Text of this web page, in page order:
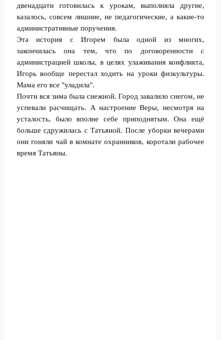
двенадцати готовилась к урокам, выполняла другие,
казалось, совсем лишние, не педагогические, а какие-то
административные поручения.
Эта история с Игорем была одной из многих,
закончилась она тем, что по договоренности с
администрацией школы, в целях улаживания конфликта,
Игорь вообще перестал ходить на уроки физкультуры.
Мама его все "уладила".
Почти вся зима была снежной. Город завалило снегом, не
успевали расчищать. А настроение Веры, несмотря на
усталость, было вполне себе приподнятым. Она ещё
больше сдружилась с Татьяной. После уборки вечерами
они гоняли чай в комнате охранников, коротали рабочее
время Татьяны.